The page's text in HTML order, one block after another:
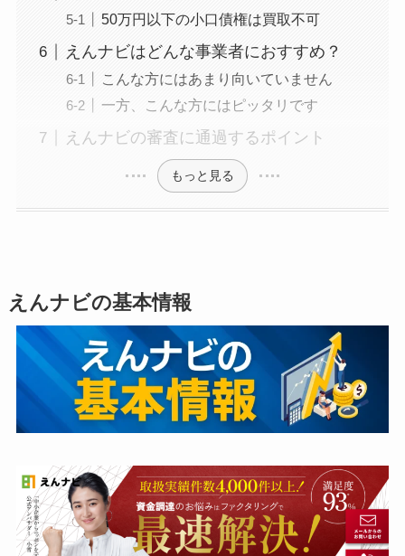
50万円以下の小口債権は買取不可
えんナビはどんな事業者におすすめ？
こんな方にはあまり向いていません
一方、こんな方にはピッタリです
えんナビの審査に通過するポイント
もっと見る
えんナビの基本情報